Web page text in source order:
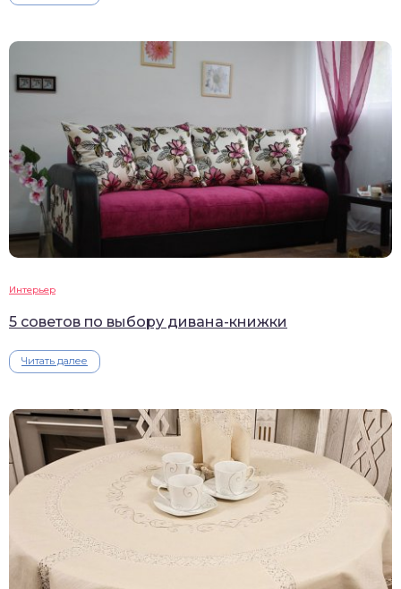
Интерьер
5 советов по выбору дивана-книжки
Читать далее